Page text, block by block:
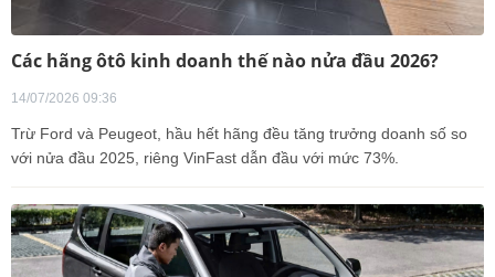
Các hãng ôtô kinh doanh thế nào nửa đầu 2026?
14/07/2026 09:36
Trừ Ford và Peugeot, hầu hết hãng đều tăng trưởng doanh số so
với nửa đầu 2025, riêng VinFast dẫn đầu với mức 73%.